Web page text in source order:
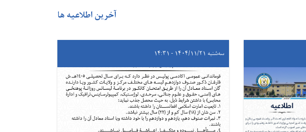
آخرین اطلاعیه ها
سه‌شنبه ۱۴۰۴/۱۱/۲۱ - ۱۴:۳۱